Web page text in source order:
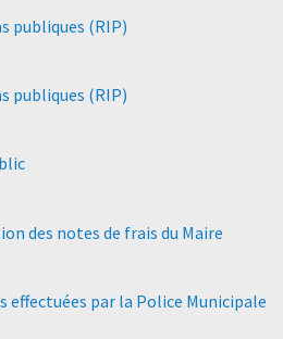
publiques (RIP)
publiques (RIP)
des notes de frais du Maire
effectuées par la Police Municipale